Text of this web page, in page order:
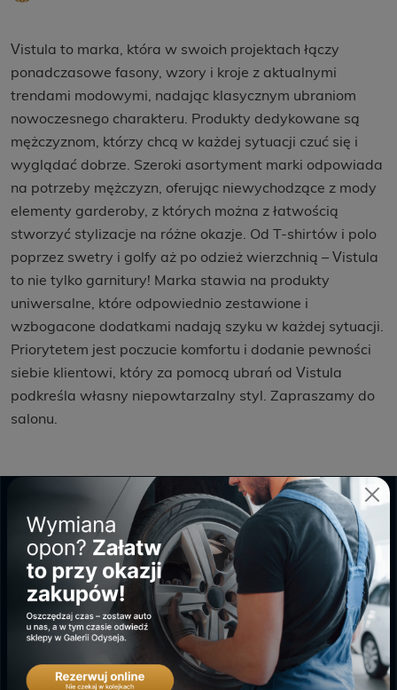
Vistula to marka, która w swoich projektach łączy
ponadczasowe fasony, wzory i kroje z aktualnymi
trendami modowymi, nadając klasycznym ubraniom
nowoczesnego charakteru. Produkty dedykowane są
mężczyznom, którzy chcą w każdej sytuacji czuć się i
wyglądać dobrze. Szeroki asortyment marki odpowiada
na potrzeby mężczyzn, oferując niewychodzące z mody
elementy garderoby, z których można z łatwością
stworzyć stylizacje na różne okazje. Od T-shirtów i polo
poprzez swetry i golfy aż po odzież wierzchnią – Vistula
to nie tylko garnitury! Marka stawia na produkty
uniwersalne, które odpowiednio zestawione i
wzbogacone dodatkami nadają szyku w każdej sytuacji.
Priorytetem jest poczucie komfortu i dodanie pewności
siebie klientowi, który za pomocą ubrań od Vistula
podkreśla własny niepowtarzalny styl. Zapraszamy do
salonu.
GALERIA ODYSEJA
PONIEDZIAŁEK - SOBOTA
9:00 - 20:00
NIEDZIELA HANDLOWA
10:00 - 18:00